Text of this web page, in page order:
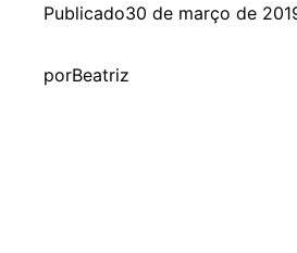
Publicado30 de março de
porBeatriz